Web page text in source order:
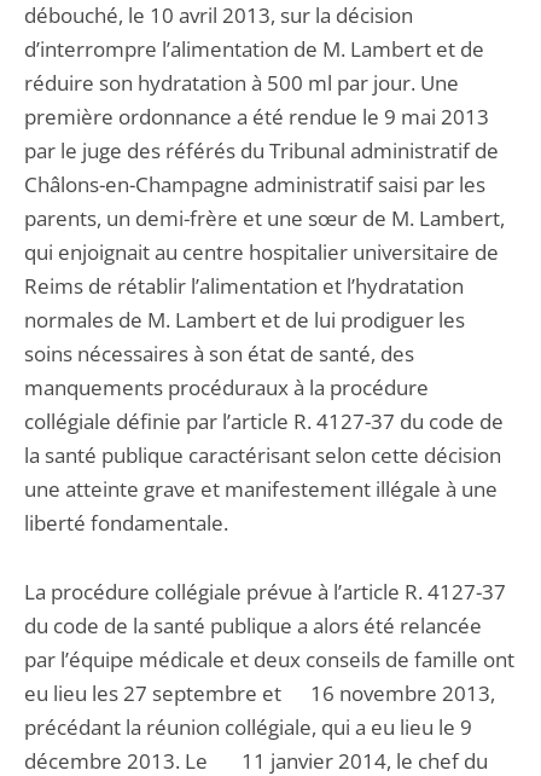
débouché, le 10 avril 2013, sur la décision
d’interrompre l’alimentation de M. Lambert et de
réduire son hydratation à 500 ml par jour. Une
première ordonnance a été rendue le 9 mai 2013
par le juge des référés du Tribunal administratif de
Châlons-en-Champagne administratif saisi par les
parents, un demi-frère et une sœur de M. Lambert,
qui enjoignait au centre hospitalier universitaire de
Reims de rétablir l’alimentation et l’hydratation
normales de M. Lambert et de lui prodiguer les
soins nécessaires à son état de santé, des
manquements procéduraux à la procédure
collégiale définie par l’article R. 4127-37 du code de
la santé publique caractérisant selon cette décision
une atteinte grave et manifestement illégale à une
liberté fondamentale.
La procédure collégiale prévue à l’article R. 4127-37
du code de la santé publique a alors été relancée
par l’équipe médicale et deux conseils de famille ont
eu lieu les 27 septembre et 16 novembre 2013,
précédant la réunion collégiale, qui a eu lieu le 9
décembre 2013. Le 11 janvier 2014, le chef du